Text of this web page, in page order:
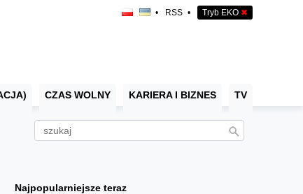
• RSS • Tryb EKO ✖
CZAS WOLNY KARIERA I BIZNES TV
Najpopularniejsze teraz